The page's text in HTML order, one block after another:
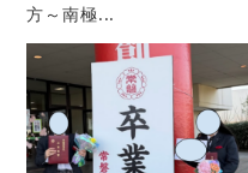
方～南極...